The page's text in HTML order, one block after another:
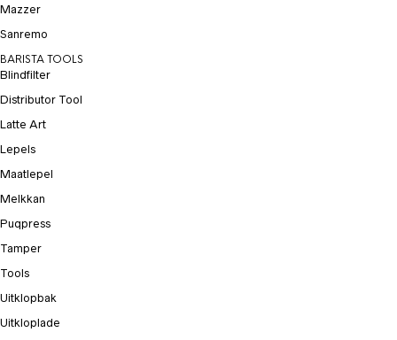
Mazzer
Sanremo
BARISTA TOOLS
Blindfilter
Distributor Tool
Latte Art
Lepels
Maatlepel
Melkkan
Puqpress
Tamper
Tools
Uitklopbak
Uitkloplade